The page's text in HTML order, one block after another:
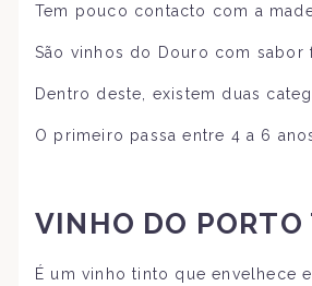
Tem pouco contacto com a
São vinhos do Douro com sabor
Dentro deste, existem duas
O primeiro passa entre 4 a 6
VINHO DO PORTO
É um vinho tinto que envelhece